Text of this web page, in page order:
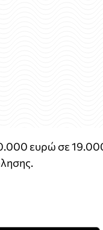
ευρώ σε